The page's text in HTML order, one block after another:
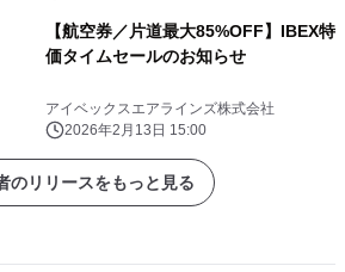
【航空券／片道最大85%OFF】IBEX特
価タイムセールのお知らせ
アイベックスエアラインズ株式会社
2026年2月13日 15:00
のリリースをもっと見る